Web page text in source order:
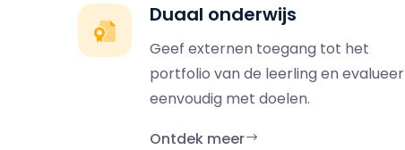
Duaal onderwijs
Geef externen toegang tot het
portfolio van de leerling en evalueer
eenvoudig met doelen.
Ontdek meer